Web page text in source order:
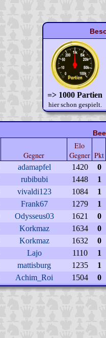
=> 1000 Partien
hier schon gespielt.
Gegner
Elo
Gegner Pkt
adamapfel 1420
0
rubibubi 1448
1
vivaldi123 1084
1
Frank67 1279
1
Odysseus03 1621
0
Korkmaz 1634
0
Korkmaz 1632
0
Lajo 1110
1
mattisburg 1235
1
Achim_Roi 1504 0